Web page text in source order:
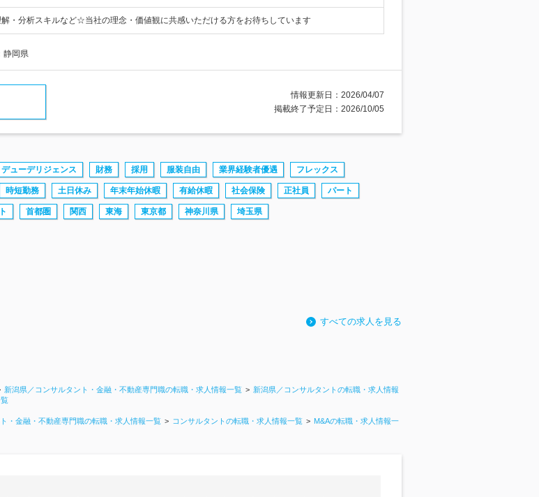
解・分析スキルなど☆当社の理念・価値観に共感いただける方をお待ちしています
静岡県
情報更新日：2026/04/07
掲載終了予定日：2026/10/05
デューデリジェンス 財務 採用 服装自由 業界経験者優遇 フレックス
時短勤務 土日休み 年末年始休暇 有給休暇 社会保険 正社員 パート
首都圏 関西 東海 東京都 神奈川県 埼玉県
すべての求人を見る
新潟県／コンサルタント・金融・不動産専門職の転職・求人情報一覧
新潟県／コンサルタントの転職・求人情報
・金融・不動産専門職の転職・求人情報一覧 コンサルタントの転職・求人情報一覧
M&Aの転職・求人情報一